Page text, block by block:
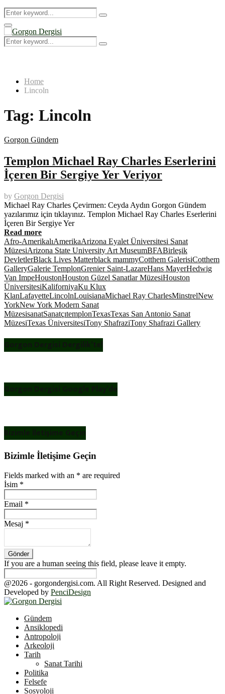
Search
for:
Search
Primary
Menu
Search
for:
Search
Home
Lincoln
Tag: Lincoln
Gorgon Gündem
Templon Michael Ray Charles Eserlerini
İçeren Bir Sergiye Yer Veriyor
by Gorgon Dergisi
Michael Ray Charles Çevirmen: Ceyda Aydın Gorgon Gündem
yazılarımız için tıklayınız. Templon Michael Ray Charles Eserlerini
İçeren Bir Sergiye Yer
Read more
Afro-AmerikalıAmerikaArizona Eyalet Üniversitesi Sanat
MüzesiArizona State University Art MuseumBFABirleşik
DevletlerBlack Lives Matterblack mammyCotthem GalerisiCotthem
GalleryGalerie TemplonGrenier Saint-LazareHans MayerHedwig
Van ImpeHoustonHouston Güzel Sanatlar MüzesiHouston
ÜniversitesiKaliforniyaKu Klux
KlanLafayetteLincolnLouisianaMichael Ray CharlesMinstrelNew
YorkNew York Modern Sanat
MüzesisanatSanatçıtemplonTexasTexas San Antonio Sanat
MüzesiTexas ÜniversitesiTony ShafraziTony Shafrazi Gallery
Gorgon Dergisi Dergilik’te!
Gorgon Dergisi Google Play’de
Bizimle İletişime Geçin
Bizimle İletişime Geçin
Fields marked with an * are required
İsim *
Email *
Mesaj *
If you are a human seeing this field, please leave it empty.
@2026 - gorgondergisi.com. All Right Reserved. Designed and
Developed by PenciDesign
Gündem
Ansiklopedi
Antropoloji
Arkeoloji
Tarih
Sanat Tarihi
Politika
Felsefe
Sosyoloji